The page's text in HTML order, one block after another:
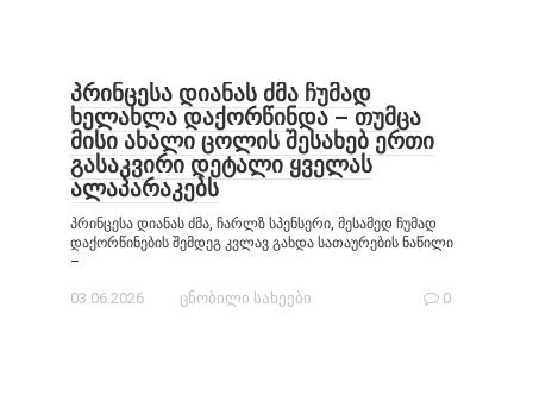
პრინცესა დიანას ძმა ჩუმად
ხელახლა დაქორწინდა – თუმცა
მისი ახალი ცოლის შესახებ ერთი
გასაკვირი დეტალი ყველას
ალაპარაკებს
პრინცესა დიანას ძმა, ჩარლზ სპენსერი, მესამედ ჩუმად
დაქორწინების შემდეგ კვლავ გახდა სათაურების ნაწილი
–
03.06.2026 ცნობილი სახეები 0